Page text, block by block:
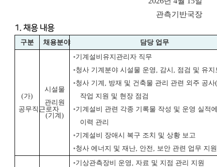
관측기반국장
1. 채용 내용
구분 채용분야 담당 업무
(가)
공무직근로자
시설물
관리원
(기계 )
◦기계설비유지관리자 직무
◦청사 기계분야 시설물 운영 , 감시 , 점검 및 유지
◦청사 기계 , 방재 및 건축물 관리 관련 외주 공사(
작업 지원 및 현장 점검
◦기계설비 관련 각종 기록물 작성 및 운영 실적
이력 관리
◦기계설비 장애시 복구 조치 및 상황 보고
◦청사 에너지 및 재난, 안전 , 보안 관련 업무 지원
◦기상관측장비 운영 , 자료 및 지점 관리 지원